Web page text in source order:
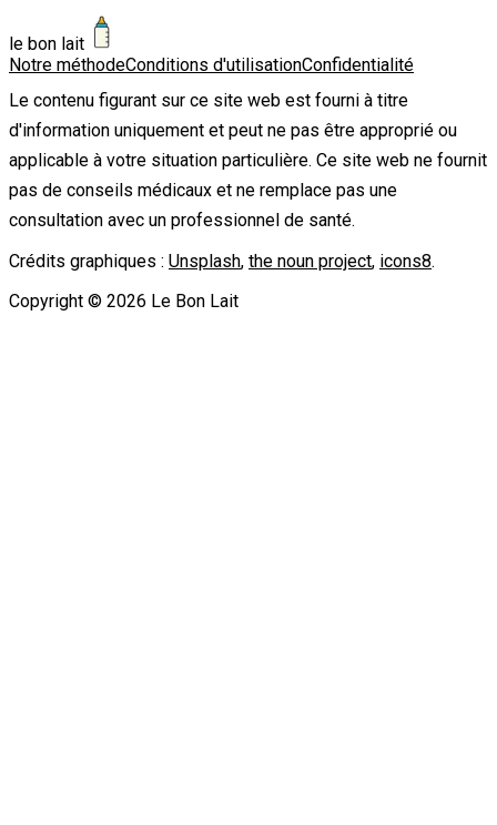
le bon lait
Notre méthodeConditions d'utilisationConfidentialité
Le contenu figurant sur ce site web est fourni à titre
d'information uniquement et peut ne pas être approprié ou
applicable à votre situation particulière. Ce site web ne fournit
pas de conseils médicaux et ne remplace pas une
consultation avec un professionnel de santé.
Crédits graphiques : Unsplash, the noun project, icons8.
Copyright © 2026 Le Bon Lait